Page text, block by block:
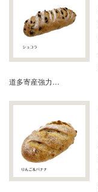
道多寄産強力…